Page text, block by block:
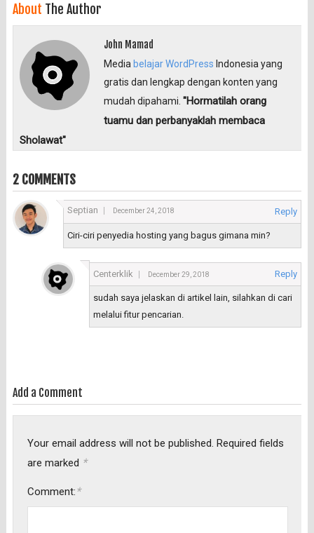
About The Author
John Mamad
Mediabelajar WordPress Indonesia yang
gratis dan lengkap dengan konten yang
mudah dipahami."Hormatilah orang
tuamu dan perbanyaklah membaca
Sholawat"
2 COMMENTS
Septian December 24, 2018 Reply
Ciri-ciri penyedia hosting yang bagus gimana min?
Centerklik December 29, 2018 Reply
sudah saya jelaskan di artikel lain, silahkan di cari
melalui fitur pencarian.
Add a Comment
Your email address will not be published. Required fields
are marked *
Comment:*